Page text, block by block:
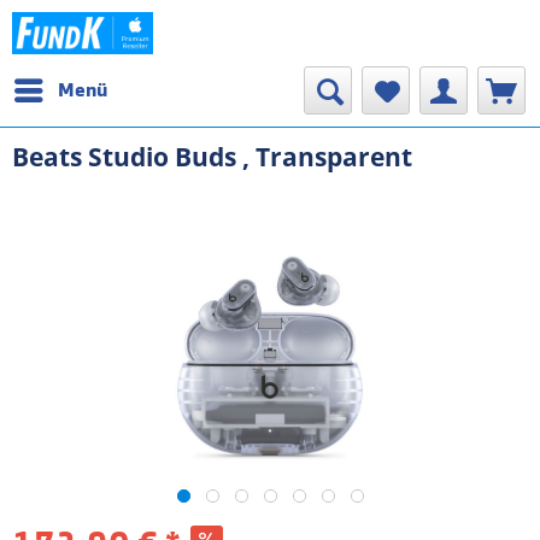
Menü
Beats Studio Buds , Transparent